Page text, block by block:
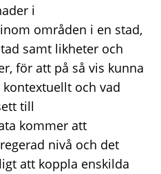
i
områden i en stad,
samt likheter och
för att på så vis kunna
och vad
till
kommer att
nivå och det
att koppla enskilda